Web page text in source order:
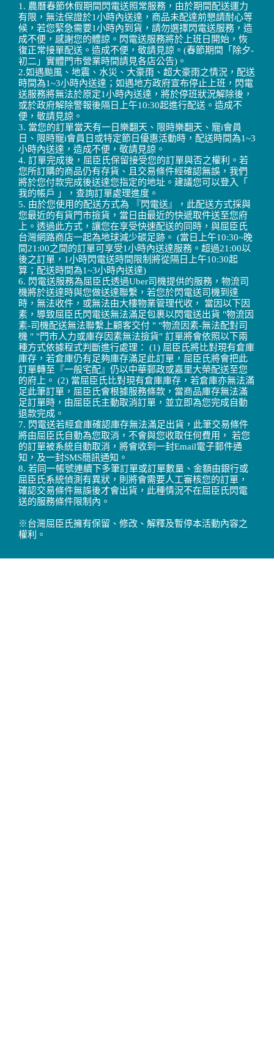
1. 農曆春節休假期間閃電送照常服務，由於期間配送運力
有限，無法保證於1小時內送達，商品未配達前懇請耐心等
候，若您緊急需要1小時內到貨，請勿選擇閃電送服務，造
成不便，感謝您的體諒。閃電送服務將於上班日開始，恢
復正常接單配送。造成不便，敬請見諒。(春節期間「除夕-
初二」實體門市營業時間請見各店公告)。
2.如遇颱風、地震、水災、大豪雨、超大豪雨之情況，配送
時間為1~3小時內送達；如遇地方政府宣布停止上班，閃電
送服務將無法於原定1小時內送達，將於停班狀況解除後，
或於政府解除警報後隔日上午10:30起進行配送。造成不
便，敬請見諒。
3. 當您的訂單當天有一日樂翻天、限時樂翻天、寵i會員
日、限時寵i會員日或特定節日優惠活動時，配送時間為1~3
小時內送達，造成不便，敬請見諒。
4. 訂單完成後，屈臣氏保留接受您的訂單與否之權利。若
您所訂購的商品仍有存貨、且交易條件經確認無誤，我們
將於您付款完成後送達您指定的地址。建議您可以登入「
我的帳戶 」，查詢訂單處理進度。
5. 由於您使用的配送方式為 『閃電送』，此配送方式採與
您最近的有貨門市撿貨，當日由最近的快遞取件送至您府
上。透過此方式，讓您在享受快速配送的同時，與屈臣氏
台灣網路商店一起為地球減少碳足跡。 (當日上午10:30~晚
間21:00之間的訂單可享受1小時內送達服務。超過21:00以
後之訂單，1小時閃電送時間限制將從隔日上午10:30起
算；配送時間為1~3小時內送達)
6. 閃電送服務為屈臣氏透過Uber司機提供的服務，物流司
機將於送達時與您做送達聯繫，若您於閃電送司機到達
時，無法收件，或無法由大樓物業管理代收， 當因以下因
素，導致屈臣氏閃電送無法滿足包裹以閃電送出貨 "物流因
素-司機配送無法聯繫上顧客交付 " "物流因素-無法配對司
機 " "門市人力或庫存因素無法撿貨" 訂單將會依照以下兩
種方式依據程式判斷進行處理： (1) 屈臣氏將比對現有倉庫
庫存，若倉庫仍有足夠庫存滿足此訂單，屈臣氏將會把此
訂單轉至『一般宅配』仍以中華郵政或嘉里大榮配送至您
的府上。 (2) 當屈臣氏比對現有倉庫庫存，若倉庫亦無法滿
足此筆訂單，屈臣氏會根據服務條款，當商品庫存無法滿
足訂單時，由屈臣氏主動取消訂單，並立即為您完成自動
退款完成。
7. 閃電送若經倉庫確認庫存無法滿足出貨，此筆交易條件
將由屈臣氏自動為您取消，不會與您收取任何費用， 若您
的訂單被系統自動取消，將會收到一封Email電子郵件通
知，及一封SMS簡訊通知。
8. 若同一帳號連續下多筆訂單或訂單數量、金額由銀行或
屈臣氏系統偵測有異狀，則將會需要人工審核您的訂單，
確認交易條件無誤後才會出貨，此種情況不在屈臣氏閃電
送的服務條件限制內。
※台灣屈臣氏擁有保留、修改、解釋及暫停本活動內容之
權利。